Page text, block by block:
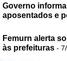
Governo
aposentados e
Femurn alerta
às prefeituras -